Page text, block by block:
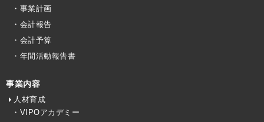
・事業計画
・会計報告
・会計予算
・年間活動報告書
事業内容
人材育成
・VIPOアカデミー